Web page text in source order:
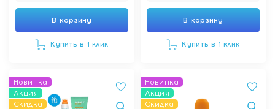
В корзину
Купить в 1 клик
В корзину
Купить в 1 клик
Новинка
Акция
Скидка
Новинка
Акция
Скидка